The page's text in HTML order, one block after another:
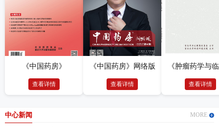
《中国药房》
查看详情
《中国药房》网络版
查看详情
《肿瘤药学与
查看详情
中心新闻 MORE